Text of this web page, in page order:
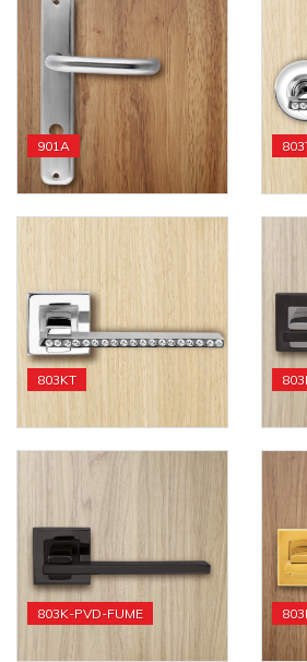
901A
803KT
803K-PVD-FUME